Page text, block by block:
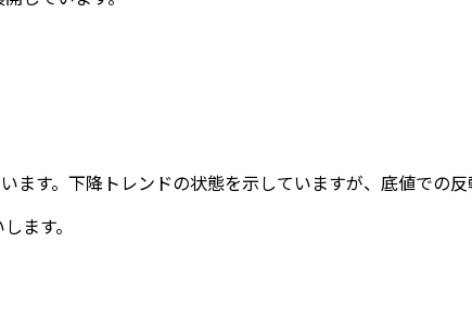
す。下降トレンドの状態を示していますが、底値での反
ます。